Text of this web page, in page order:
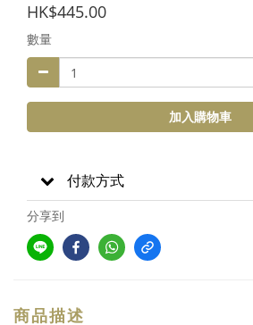
HK$445.00
數量
加入購物車
付款方式
分享到
商品描述